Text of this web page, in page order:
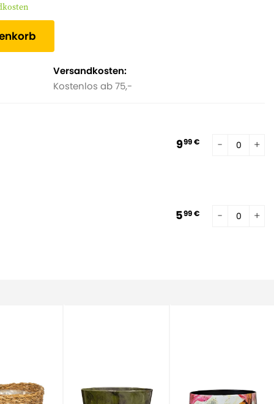
Versandkosten:
Kostenlos ab 75,-
999 €
599 €